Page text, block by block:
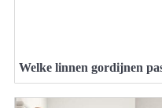
Welke linnen gordijnen